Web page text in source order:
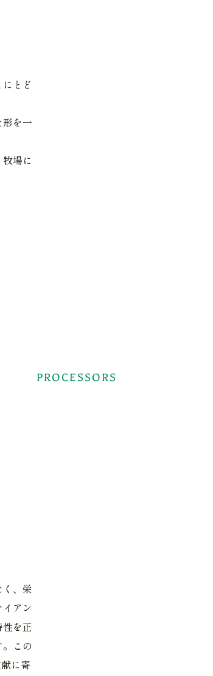
とど
を一
場に
PROCESSORS
、栄
アン
を正
この
に寄